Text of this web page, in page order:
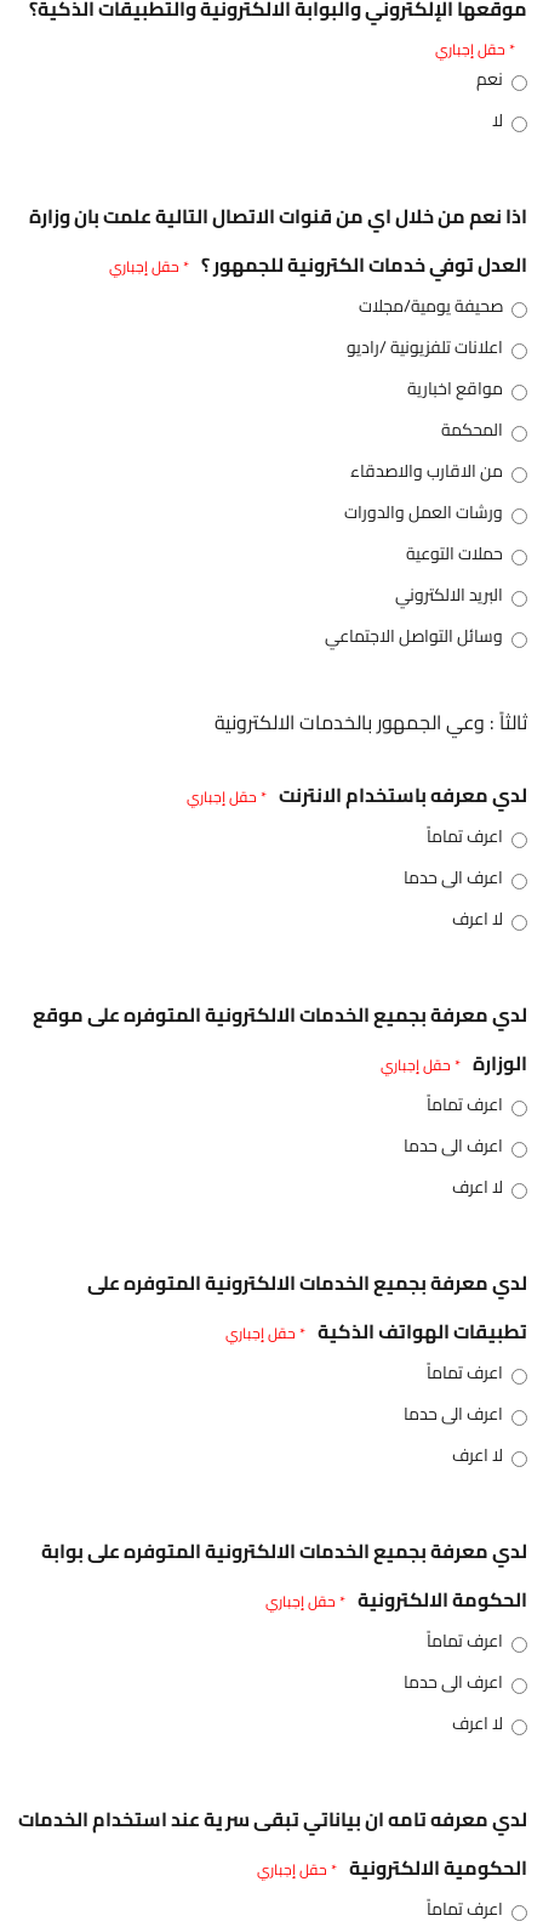
موقعها الإلكتروني والبوابة الالكترونية والتطبيقات الذكية؟
* حقل إجباري
نعم
لا
اذا نعم من خلال اي من قنوات الاتصال التالية علمت بان وزارة
العدل توفي خدمات الكترونية للجمهور ؟ * حقل إجباري
صحيفة يومية/مجلات
اعلانات تلفزيونية /راديو
مواقع اخبارية
المحكمة
من الاقارب والاصدقاء
ورشات العمل والدورات
حملات التوعية
البريد الالكتروني
وسائل التواصل الاجتماعي
ثالثاً : وعي الجمهور بالخدمات الالكترونية
لدي معرفه باستخدام الانترنت * حقل إجباري
اعرف تماماً
اعرف الى حدما
لا اعرف
لدي معرفة بجميع الخدمات الالكترونية المتوفره على موقع
الوزارة * حقل إجباري
اعرف تماماً
اعرف الى حدما
لا اعرف
لدي معرفة بجميع الخدمات الالكترونية المتوفره على
تطبيقات الهواتف الذكية * حقل إجباري
اعرف تماماً
اعرف الى حدما
لا اعرف
لدي معرفة بجميع الخدمات الالكترونية المتوفره على بوابة
الحكومة الالكترونية * حقل إجباري
اعرف تماماً
اعرف الى حدما
لا اعرف
لدي معرفه تامه ان بياناتي تبقى سرية عند استخدام الخدمات
الحكومية الالكترونية * حقل إجباري
اعرف تماماً